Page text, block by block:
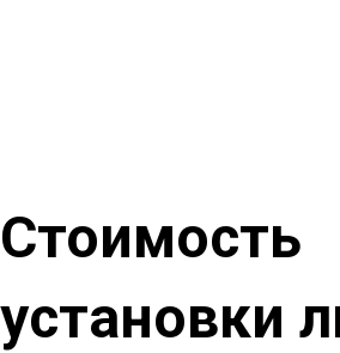
Стоимость
установки